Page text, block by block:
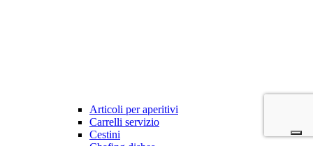
Articoli per aperitivi
Carrelli servizio
Cestini